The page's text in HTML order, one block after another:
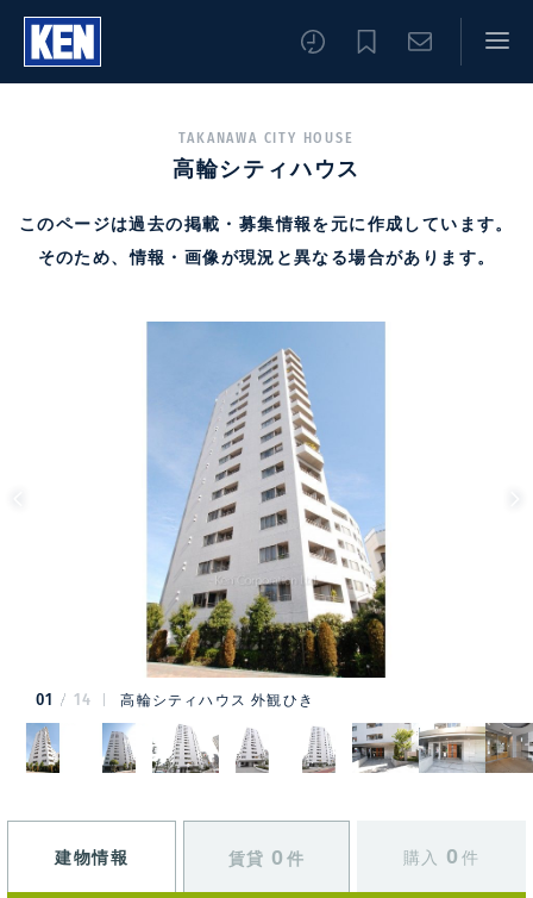
TAKANAWA CITY HOUSE
高輪シティハウス
このページは過去の掲載・募集情報を元に作成しています。
そのため、情報・画像が現況と異なる場合があります。
01 14 高輪シティハウス 外観ひき
建物情報 賃貸 0 件 購入 0 件